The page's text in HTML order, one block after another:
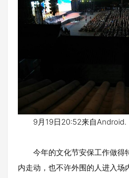
9月19日20:52来自Android.
今年的文化节安保工作做得
内走动，也不许外围的人进入场